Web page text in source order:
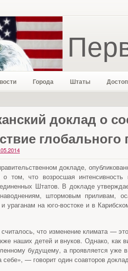
Города Штаты
доклад о
глобального
докладе,
о том, что возросшая
Штатов. В докладе
штормовым приливам,
ураганам на юго-востоке и в
что изменение климата —
наших детей и внуков. Однако, как
будущему, а проявляется
себе», — говорит один соавторов